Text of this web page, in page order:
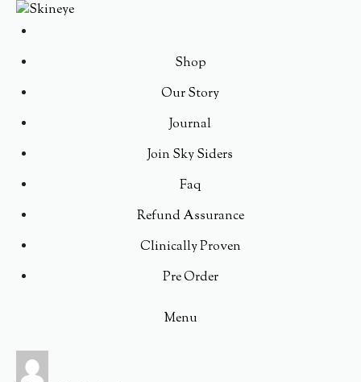
Shop
Our Story
Journal
Join Sky Siders
Faq
Refund Assurance
Clinically Proven
Pre Order
Menu